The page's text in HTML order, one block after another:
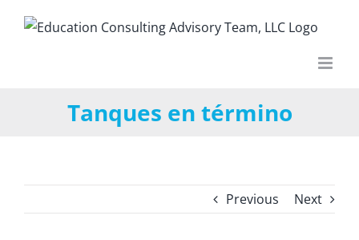
Tanques en término
Previous Next